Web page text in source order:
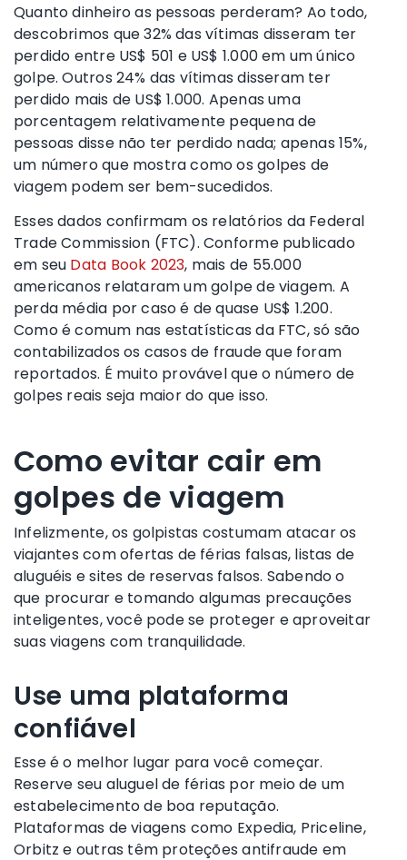
Quanto dinheiro as pessoas perderam? Ao todo,
descobrimos que 32% das vítimas disseram ter
perdido entre US$ 501 e US$ 1.000 em um único
golpe. Outros 24% das vítimas disseram ter
perdido mais de US$ 1.000. Apenas uma
porcentagem relativamente pequena de
pessoas disse não ter perdido nada; apenas 15%,
um número que mostra como os golpes de
viagem podem ser bem-sucedidos.
Esses dados confirmam os relatórios da Federal
Trade Commission (FTC). Conforme publicado
em seu Data Book 2023, mais de 55.000
americanos relataram um golpe de viagem. A
perda média por caso é de quase US$ 1.200.
Como é comum nas estatísticas da FTC, só são
contabilizados os casos de fraude que foram
reportados. É muito provável que o número de
golpes reais seja maior do que isso.
Como evitar cair em
golpes de viagem
Infelizmente, os golpistas costumam atacar os
viajantes com ofertas de férias falsas, listas de
aluguéis e sites de reservas falsos. Sabendo o
que procurar e tomando algumas precauções
inteligentes, você pode se proteger e aproveitar
suas viagens com tranquilidade.
Use uma plataforma
confiável
Esse é o melhor lugar para você começar.
Reserve seu aluguel de férias por meio de um
estabelecimento de boa reputação.
Plataformas de viagens como Expedia, Priceline,
Orbitz e outras têm proteções antifraude em